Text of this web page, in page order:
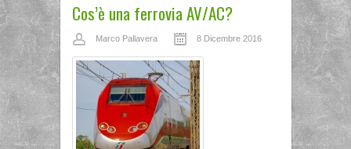
Cos’è una ferrovia AV/AC?
Marco Pallavera 8 Dicembre 2016